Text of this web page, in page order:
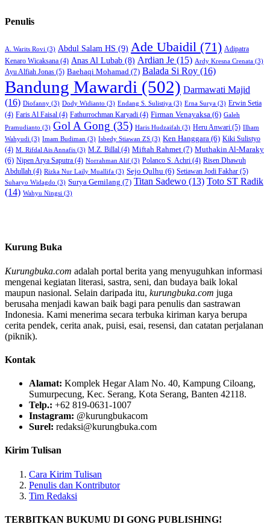
Penulis
A. Warits Rovi (3) Abdul Salam HS (9) Ade Ubaidil (71) Adipatra
Kenaro Wicaksana (4) Anas Al Lubab (8) Ardian Je (15) Ardy Kresna Crenata (3)
Ayu Alfiah Jonas (5) Baehaqi Mohamad (7) Balada Si Roy (16)
Bandung Mawardi (502) Darmawati Majid
(16) Diofanny (3) Dody Widianto (3) Endang S. Sulistiya (3) Erna Surya (3) Erwin Setia
(4) Faris Al Faisal (4) Fathurrochman Karyadi (4) Firman Venayaksa (6) Galeh
Pramudianto (3) Gol A Gong (35) Haris Hudzaifah (3) Heru Anwari (5) Ilham
Wahyudi (3) Imam Budiman (3) Isbedy Stiawan ZS (3) Ken Hanggara (6) Kiki Sulistyo
(4) M. Rifdal Ais Annafis (3) M.Z. Billal (4) Miftah Rahmet (7) Muthakin Al-Maraky
(6) Nipen Arya Saputra (4) Norrahman Alif (3) Polanco S. Achri (4) Risen Dhawuh
Abdullah (4) Rizka Nur Laily Muallifa (3) Sejo Qulhu (6) Setiawan Jodi Fakhar (5)
Suharyo Widagdo (3) Surya Gemilang (7) Titan Sadewo (13) Toto ST Radik
(14) Wahyu Ningsi (3)
Kurung Buka
Kurungbuka.com adalah portal berita yang menyuguhkan informasi
mengenai kegiatan literasi, sastra, seni, dan budaya baik lokal
maupun nasional. Selain daripada itu, kurungbuka.com juga
berusaha menjadi kawan baik bagi para penulis dan sastrawan
Indonesia. Kami menerima secara terbuka kiriman karya berupa
cerita pendek, cerita anak, puisi, esai, resensi, dan catatan perjalanan
(piknik).
Kontak
Alamat: Komplek Hegar Alam No. 40, Kampung Ciloang,
Sumurpecung, Kec. Serang, Kota Serang, Banten 42118.
Telp.: +62 819-0631-1007
Instagram: @kurungbukacom
Surel: redaksi@kurungbuka.com
Kirim Tulisan
Cara Kirim Tulisan
Penulis dan Kontributor
Tim Redaksi
TERBITKAN BUKUMU DI GONG PUBLISHING!